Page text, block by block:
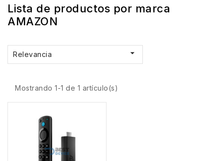
Lista de productos por marca
AMAZON
Relevancia 
Mostrando 1-1 de 1 artículo(s)